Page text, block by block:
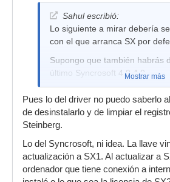
Sahul escribió:
Lo siguiente a mirar debería
con el que arranca SX por
Supongo que también habrás
último Syncrosoft 4.9.4.0.
Mostrar más
Pues lo del driver no puedo saberlo
de desinstalarlo y de limpiar el
Steinberg.
Lo del Syncrosoft, ni idea. La llave
actualización a SX1. Al actualizar a
ordenador que tiene conexión a